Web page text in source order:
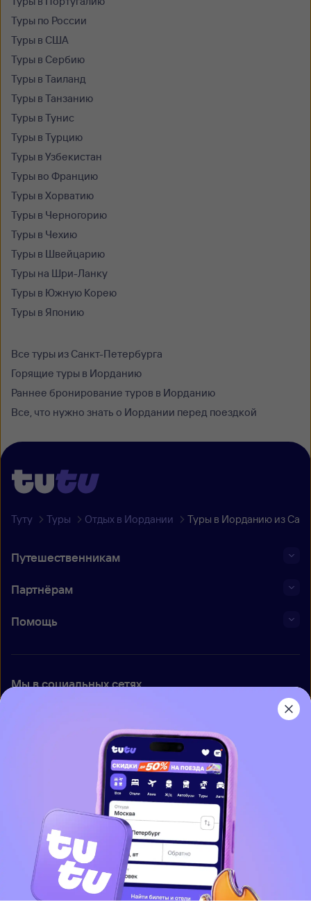
Туры по России
Туры в США
Туры в Сербию
Туры в Таиланд
Туры в Танзанию
Туры в Тунис
Туры в Турцию
Туры в Узбекистан
Туры во Францию
Туры в Хорватию
Туры в Черногорию
Туры в Чехию
Туры в Швейцарию
Туры на Шри-Ланку
Туры в Южную Корею
Туры в Японию
Все туры из Санкт-Петербурга
Горящие туры в Иорданию
Раннее бронирование туров в Иорданию
Все, что нужно знать о Иордании перед поездкой
Туту Туры Отдых в Иордании Туры в Иорданию из
Путешественникам
Партнёрам
Помощь
Мы в социальных сетях
Приложение Туту
Вакансии
Контакты
Правовая информация